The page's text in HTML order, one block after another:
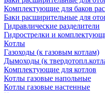
Комплектующие для баков
Баки расширительные для
Гидравлические разделители
Гидрострелки и
Котлы
Газоходы (к газовым котлам)
Дымоходы (к
Комплектующие для котлов
Котлы газовые напольные
Котлы газовые настенные